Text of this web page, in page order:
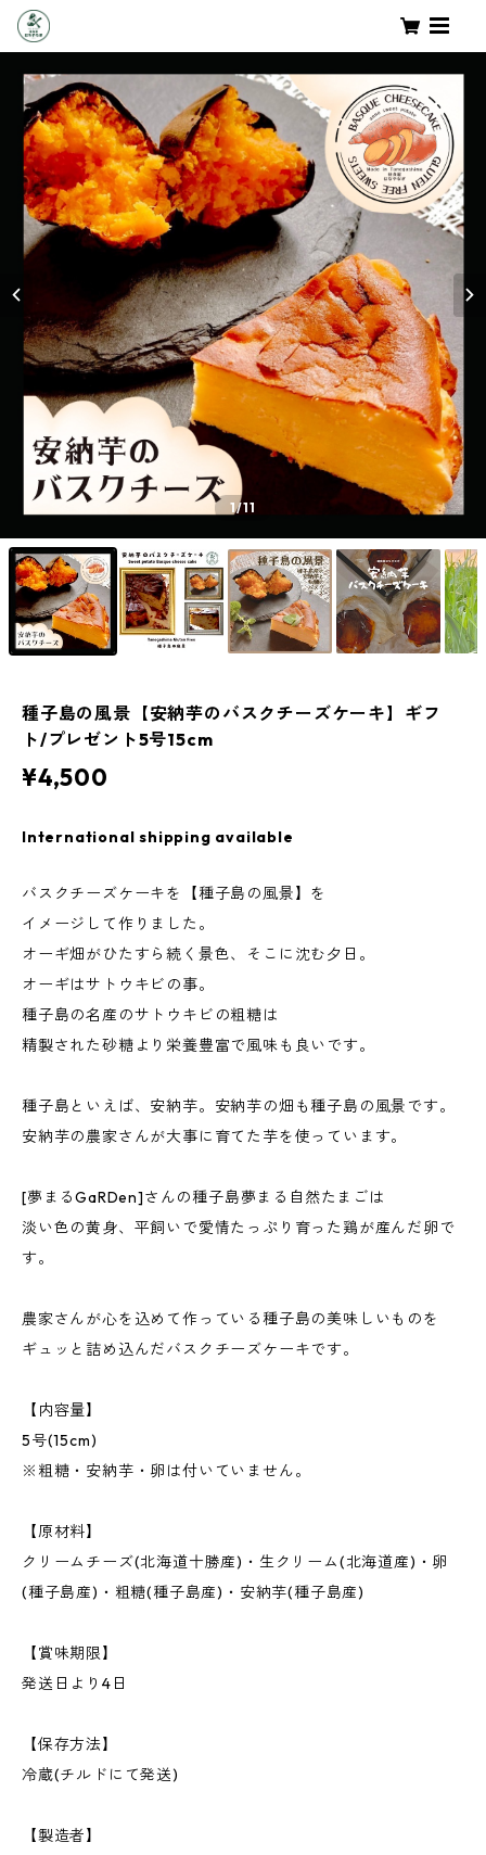
1/11
種子島の風景【安納芋のバスクチーズケーキ】ギフ
ト/プレゼント5号15cm
¥4,500
International shipping available
バスクチーズケーキを【種子島の風景】を
イメージして作りました。
オーギ畑がひたすら続く景色、そこに沈む夕日。
オーギはサトウキビの事。
種子島の名産のサトウキビの粗糖は
精製された砂糖より栄養豊富で風味も良いです。
種子島といえば、安納芋。安納芋の畑も種子島の風景です。
安納芋の農家さんが大事に育てた芋を使っています。
[夢まるGaRDen]さんの種子島夢まる自然たまごは
淡い色の黄身、平飼いで愛情たっぷり育った鶏が産んだ卵で
す。
農家さんが心を込めて作っている種子島の美味しいものを
ギュッと詰め込んだバスクチーズケーキです。
【内容量】
5号(15cm)
※粗糖・安納芋・卵は付いていません。
【原材料】
クリームチーズ(北海道十勝産)・生クリーム(北海道産)・卵
(種子島産)・粗糖(種子島産)・安納芋(種子島産)
【賞味期限】
発送日より4日
【保存方法】
冷蔵(チルドにて発送)
【製造者】